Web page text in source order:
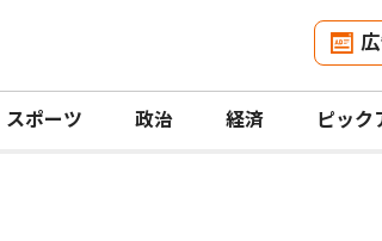
スポーツ 政治 経済 ピック